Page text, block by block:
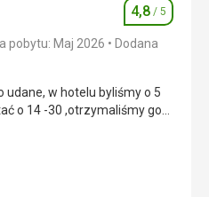
Ocena
4,8 / 5
pobytu: Maj 2026
Dodana
udane, w hotelu byliśmy o 5
o 14 -30 ,otrzymaliśmy go
w hotelu byliśmy o 5